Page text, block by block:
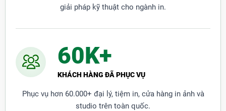
Lưỡi dao sắc bén tạo nên thành phẩm chuyển
nghiệp
Dòng máy này được cấu tạo đi kèm lưỡi dao chất
giải pháp kỹ thuật cho ngành in.
60K+
KHÁCH HÀNG ĐÃ PHỤC VỤ
Phục vụ hơn 60.000+ đại lý, tiệm in, cửa hàng in ảnh và
studio trên toàn quốc.